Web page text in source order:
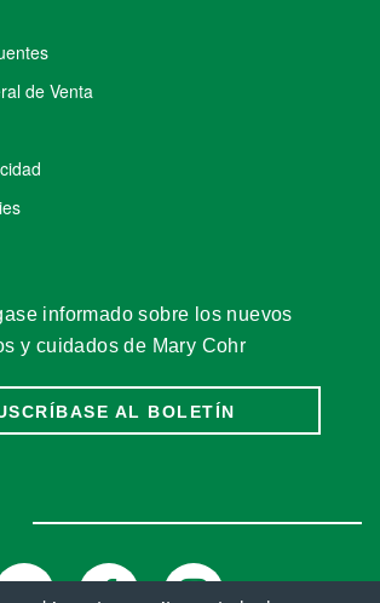
de Venta
informado sobre los nuevos
y cuidados de Mary Cohr
AL BOLETÍN